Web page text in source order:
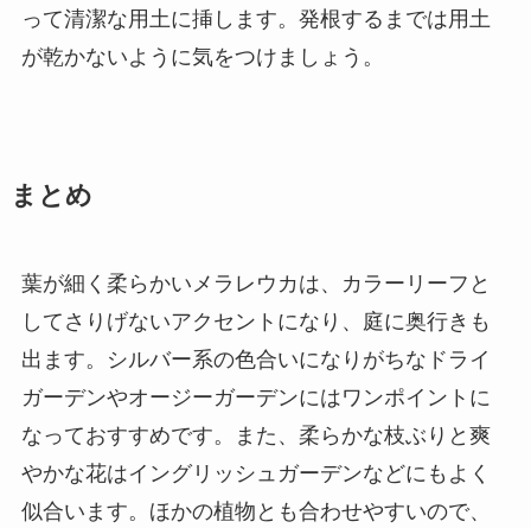
って清潔な用土に挿します。発根するまでは用土
が乾かないように気をつけましょう。
まとめ
葉が細く柔らかいメラレウカは、カラーリーフと
してさりげないアクセントになり、庭に奥行きも
出ます。シルバー系の色合いになりがちなドライ
ガーデンやオージーガーデンにはワンポイントに
なっておすすめです。また、柔らかな枝ぶりと爽
やかな花はイングリッシュガーデンなどにもよく
似合います。ほかの植物とも合わせやすいので、